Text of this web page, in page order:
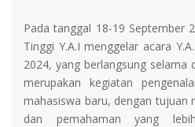
Pada tanggal 18-19 September
Tinggi Y.A.I menggelar acara
2024, yang berlangsung selama
merupakan kegiatan
mahasiswa baru, dengan tujuan
dan pemahaman yang